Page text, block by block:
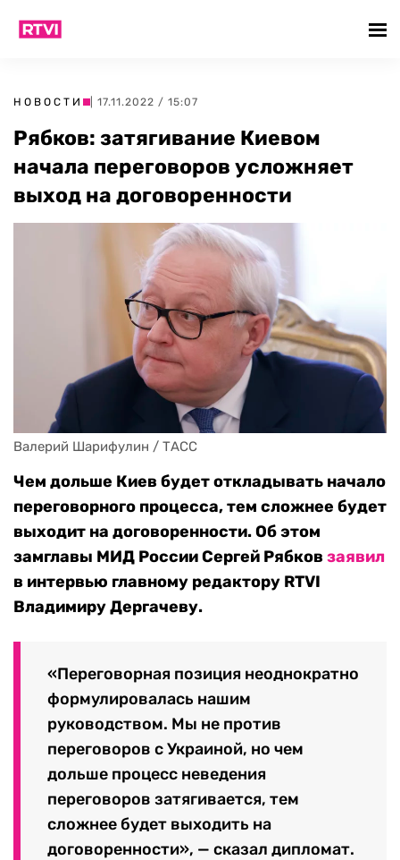
НОВОСТИ | 17.11.2022 / 15:07
Рябков: затягивание Киевом
начала переговоров усложняет
выход на договоренности
Валерий Шарифулин / ТАСС
Чем дольше Киев будет откладывать начало
переговорного процесса, тем сложнее будет
выходит на договоренности. Об этом
замглавы МИД России Сергей Рябков заявил
в интервью главному редактору RTVI
Владимиру Дергачеву.
«Переговорная позиция неоднократно
формулировалась нашим
руководством. Мы не против
переговоров с Украиной, но чем
дольше процесс неведения
переговоров затягивается, тем
сложнее будет выходить на
договоренности», — сказал дипломат.